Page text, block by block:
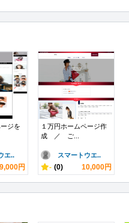
ジを
エ..
円
１万円ホームページ作
成 ／ ご...
スマートウエ..
- (0) 10,000円